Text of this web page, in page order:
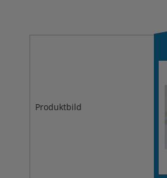
Produktbild